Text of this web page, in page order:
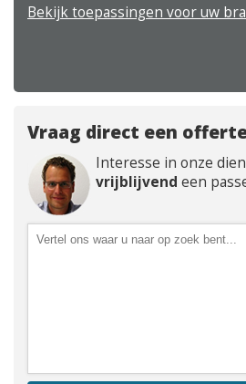
Bekijk toepassingen voor uw
Vraag direct een
Interesse in onze
vrijblijvend een